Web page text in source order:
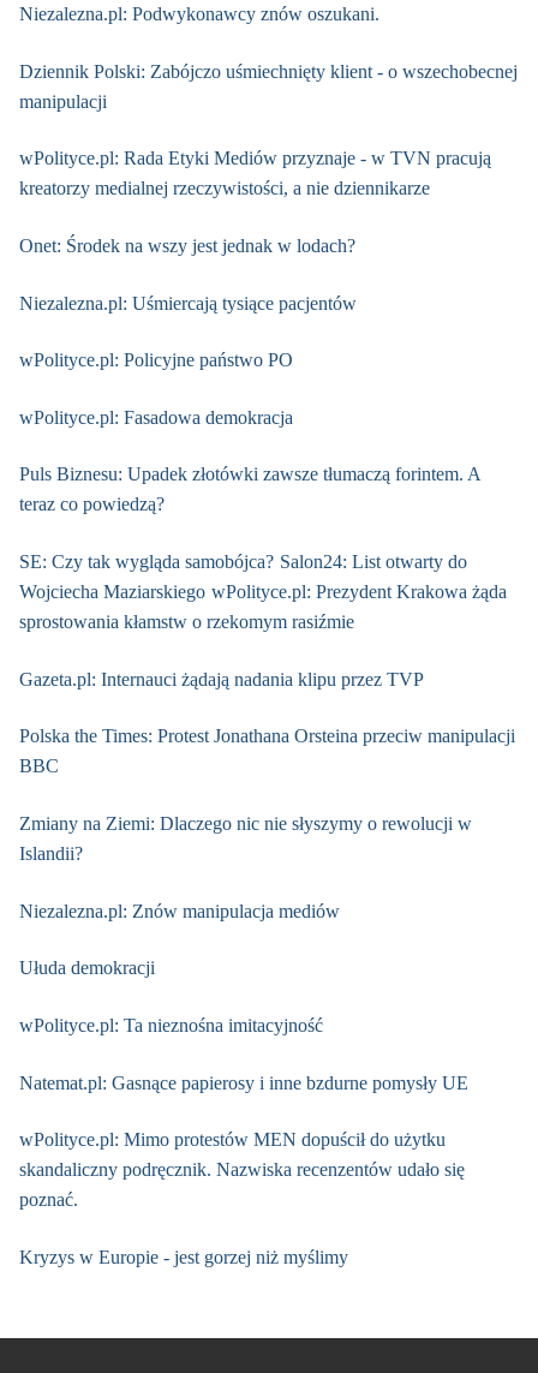
Niezalezna.pl: Podwykonawcy znów oszukani.
Dziennik Polski: Zabójczo uśmiechnięty klient - o wszechobecnej
manipulacji
wPolityce.pl: Rada Etyki Mediów przyznaje - w TVN pracują
kreatorzy medialnej rzeczywistości, a nie dziennikarze
Onet: Środek na wszy jest jednak w lodach?
Niezalezna.pl: Uśmiercają tysiące pacjentów
wPolityce.pl: Policyjne państwo PO
wPolityce.pl: Fasadowa demokracja
Puls Biznesu: Upadek złotówki zawsze tłumaczą forintem. A
teraz co powiedzą?
SE: Czy tak wygląda samobójca? Salon24: List otwarty do
Wojciecha Maziarskiego wPolityce.pl: Prezydent Krakowa żąda
sprostowania kłamstw o rzekomym rasiźmie
Gazeta.pl: Internauci żądają nadania klipu przez TVP
Polska the Times: Protest Jonathana Orsteina przeciw manipulacji
BBC
Zmiany na Ziemi: Dlaczego nic nie słyszymy o rewolucji w
Islandii?
Niezalezna.pl: Znów manipulacja mediów
Ułuda demokracji
wPolityce.pl: Ta nieznośna imitacyjność
Natemat.pl: Gasnące papierosy i inne bzdurne pomysły UE
wPolityce.pl: Mimo protestów MEN dopuścił do użytku
skandaliczny podręcznik. Nazwiska recenzentów udało się
poznać.
Kryzys w Europie - jest gorzej niż myślimy